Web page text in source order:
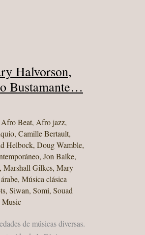
Halvorson,
Bustamante…
Afro Beat, Afro jazz,
, Camille Bertault,
Helbock, Doug Wamble,
, Jon Balke,
, Marshall Gilkes, Mary
, Música clásica
, Siwan, Somi, Souad
de músicas diversas.